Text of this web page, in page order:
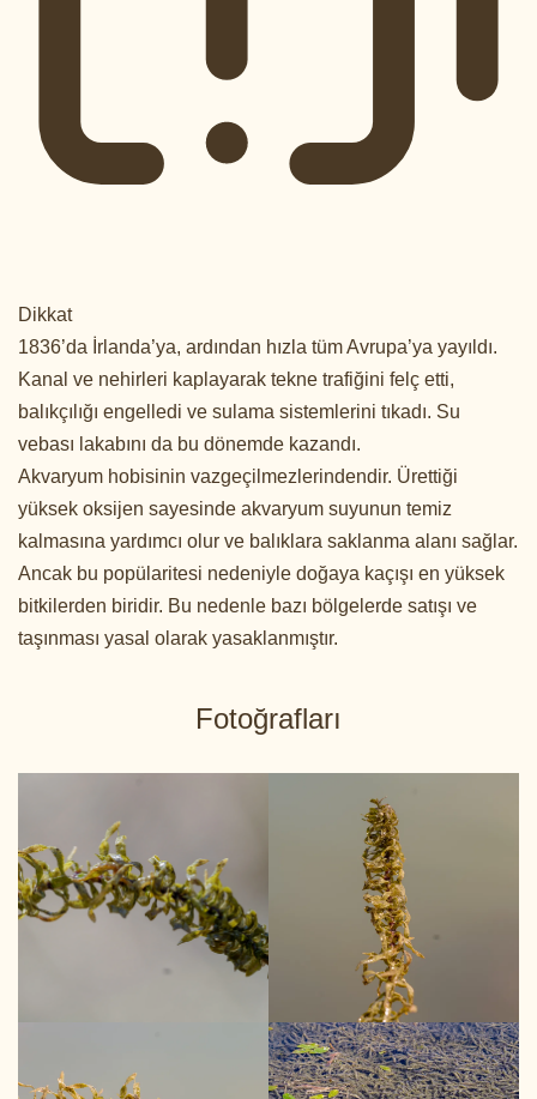
Dikkat
1836’da İrlanda’ya, ardından hızla tüm Avrupa’ya yayıldı.
Kanal ve nehirleri kaplayarak tekne trafiğini felç etti,
balıkçılığı engelledi ve sulama sistemlerini tıkadı. Su
vebası lakabını da bu dönemde kazandı.
Akvaryum hobisinin vazgeçilmezlerindendir. Ürettiği
yüksek oksijen sayesinde akvaryum suyunun temiz
kalmasına yardımcı olur ve balıklara saklanma alanı sağlar.
Ancak bu popülaritesi nedeniyle doğaya kaçışı en yüksek
bitkilerden biridir. Bu nedenle bazı bölgelerde satışı ve
taşınması yasal olarak yasaklanmıştır.
Fotoğrafları